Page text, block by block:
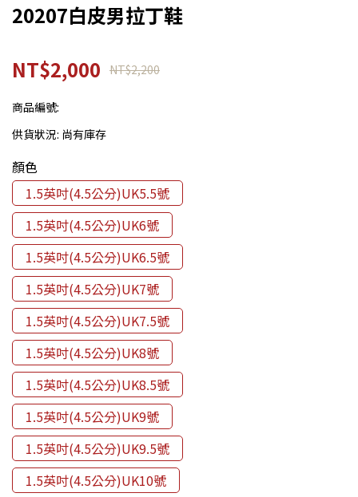
20207白皮男拉丁鞋
NT$2,000 NT$2,200
商品編號:
供貨狀況: 尚有庫存
顏色
1.5英吋(4.5公分)UK5.5號
1.5英吋(4.5公分)UK6號
1.5英吋(4.5公分)UK6.5號
1.5英吋(4.5公分)UK7號
1.5英吋(4.5公分)UK7.5號
1.5英吋(4.5公分)UK8號
1.5英吋(4.5公分)UK8.5號
1.5英吋(4.5公分)UK9號
1.5英吋(4.5公分)UK9.5號
1.5英吋(4.5公分)UK10號